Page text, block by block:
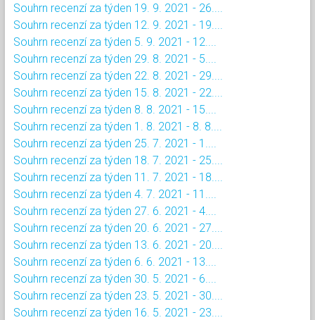
Souhrn recenzí za týden 19. 9. 2021 - 26....
Souhrn recenzí za týden 12. 9. 2021 - 19....
Souhrn recenzí za týden 5. 9. 2021 - 12....
Souhrn recenzí za týden 29. 8. 2021 - 5....
Souhrn recenzí za týden 22. 8. 2021 - 29....
Souhrn recenzí za týden 15. 8. 2021 - 22....
Souhrn recenzí za týden 8. 8. 2021 - 15....
Souhrn recenzí za týden 1. 8. 2021 - 8. 8....
Souhrn recenzí za týden 25. 7. 2021 - 1....
Souhrn recenzí za týden 18. 7. 2021 - 25....
Souhrn recenzí za týden 11. 7. 2021 - 18....
Souhrn recenzí za týden 4. 7. 2021 - 11....
Souhrn recenzí za týden 27. 6. 2021 - 4....
Souhrn recenzí za týden 20. 6. 2021 - 27....
Souhrn recenzí za týden 13. 6. 2021 - 20....
Souhrn recenzí za týden 6. 6. 2021 - 13....
Souhrn recenzí za týden 30. 5. 2021 - 6....
Souhrn recenzí za týden 23. 5. 2021 - 30....
Souhrn recenzí za týden 16. 5. 2021 - 23....